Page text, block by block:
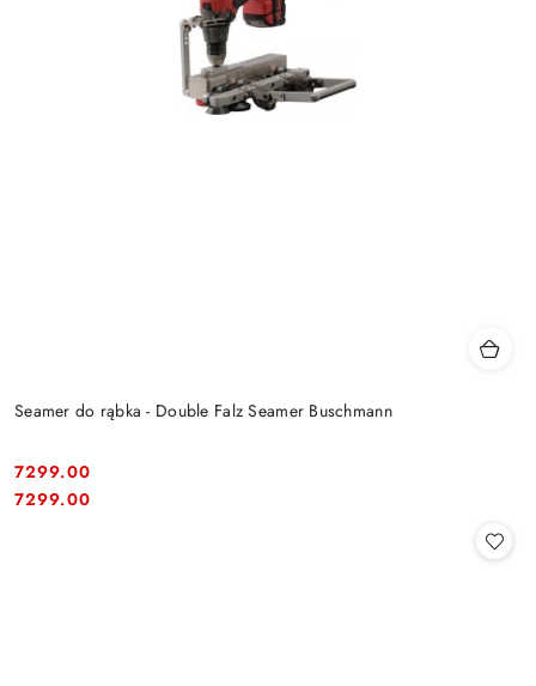
Seamer do rąbka - Double Falz Seamer Buschmann
Cena:
7299.00
Cena:
7299.00